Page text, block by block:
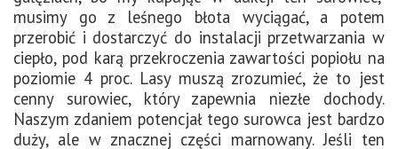
musimy go z leśnego błota wyciągać, a potem
przerobić i dostarczyć do instalacji przetwarzania w
ciepło, pod karą przekroczenia zawartości popiołu na
poziomie 4 proc. Lasy muszą zrozumieć, że to jest
cenny surowiec, który zapewnia niezłe dochody.
Naszym zdaniem potencjał tego surowca jest bardzo
duży, ale w znacznej części marnowany. Jeśli ten